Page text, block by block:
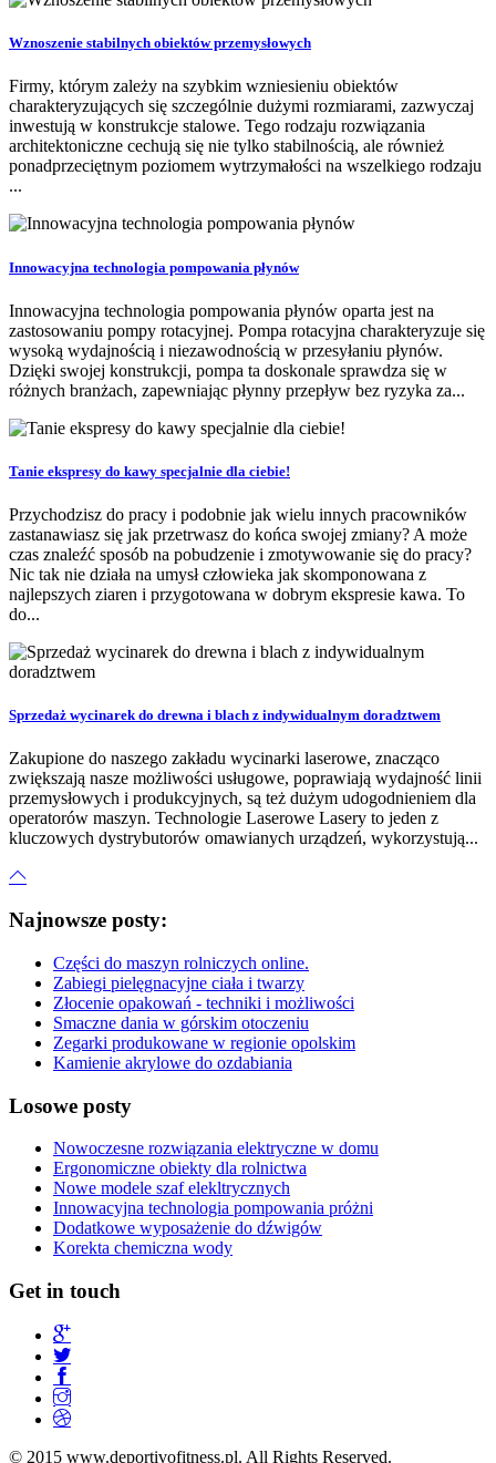
Wznoszenie stabilnych obiektów przemysłowych
Firmy, którym zależy na szybkim wzniesieniu obiektów
charakteryzujących się szczególnie dużymi rozmiarami, zazwyczaj
inwestują w konstrukcje stalowe. Tego rodzaju rozwiązania
architektoniczne cechują się nie tylko stabilnością, ale również
ponadprzeciętnym poziomem wytrzymałości na wszelkiego rodzaju
...
Innowacyjna technologia pompowania płynów
Innowacyjna technologia pompowania płynów oparta jest na
zastosowaniu pompy rotacyjnej. Pompa rotacyjna charakteryzuje się
wysoką wydajnością i niezawodnością w przesyłaniu płynów.
Dzięki swojej konstrukcji, pompa ta doskonale sprawdza się w
różnych branżach, zapewniając płynny przepływ bez ryzyka za...
Tanie ekspresy do kawy specjalnie dla ciebie!
Przychodzisz do pracy i podobnie jak wielu innych pracowników
zastanawiasz się jak przetrwasz do końca swojej zmiany? A może
czas znaleźć sposób na pobudzenie i zmotywowanie się do pracy?
Nic tak nie działa na umysł człowieka jak skomponowana z
najlepszych ziaren i przygotowana w dobrym ekspresie kawa. To
do...
Sprzedaż wycinarek do drewna i blach z indywidualnym doradztwem
Zakupione do naszego zakładu wycinarki laserowe, znacząco
zwiększają nasze możliwości usługowe, poprawiają wydajność linii
przemysłowych i produkcyjnych, są też dużym udogodnieniem dla
operatorów maszyn. Technologie Laserowe Lasery to jeden z
kluczowych dystrybutorów omawianych urządzeń, wykorzystują...
Najnowsze posty:
Części do maszyn rolniczych online.
Zabiegi pielęgnacyjne ciała i twarzy
Złocenie opakowań - techniki i możliwości
Smaczne dania w górskim otoczeniu
Zegarki produkowane w regionie opolskim
Kamienie akrylowe do ozdabiania
Losowe posty
Nowoczesne rozwiązania elektryczne w domu
Ergonomiczne obiekty dla rolnictwa
Nowe modele szaf elekltrycznych
Innowacyjna technologia pompowania próżni
Dodatkowe wyposażenie do dźwigów
Korekta chemiczna wody
Get in touch
© 2015 www.deportivofitness.pl. All Rights Reserved.